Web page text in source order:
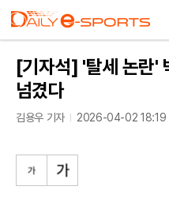
[기자석] '탈세 논란'
넘겼다
김용우 기자 2026-04-02 18:19